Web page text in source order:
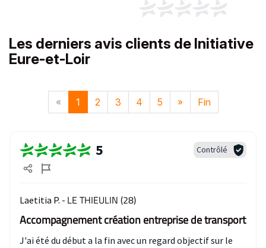
Les derniers avis clients de Initiative
Eure-et-Loir
« 1 2 3 4 5 » Fin
5 Contrôlé
Laetitia P. - LE THIEULIN (28)
Accompagnement création entreprise de transport
J'ai été du début a la fin avec un regard objectif sur le